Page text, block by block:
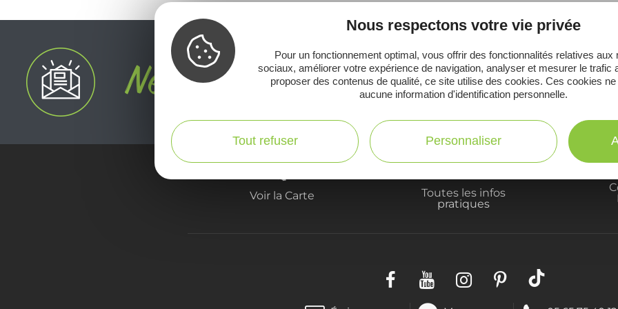
Ne manquez pas notre newsletter mensuelle
inspirer pour profiter pleinement de votre
Voir la Carte
Toutes les infos
pratiques
Nous respectons votre vie privée
Pour un fonctionnement optimal, vous offrir des fonctionnalités relatives aux
sociaux, améliorer votre expérience de navigation, analyser et mesurer le trafic
proposer des contenus de qualité, ce site utilise des cookies. Ces cookies
aucune information d'identification personnelle.
Tout refuser Personnaliser